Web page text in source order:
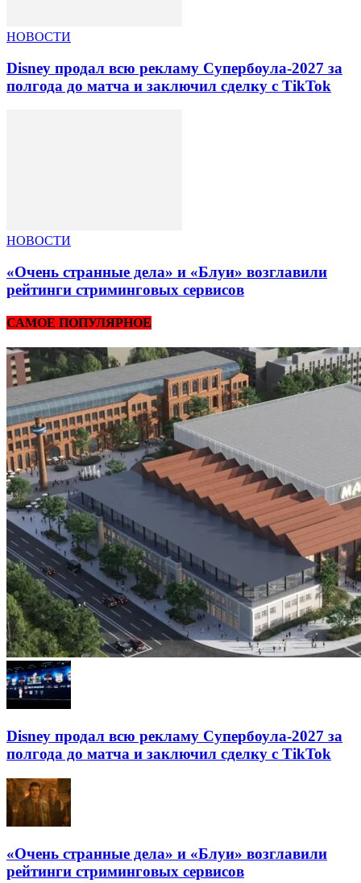
НОВОСТИ
Disney продал всю рекламу Супербоула-2027 за
полгода до матча и заключил сделку с TikTok
НОВОСТИ
«Очень странные дела» и «Блуи» возглавили
рейтинги стриминговых сервисов
САМОЕ ПОПУЛЯРНОЕ
Disney продал всю рекламу Супербоула-2027 за
полгода до матча и заключил сделку с TikTok
«Очень странные дела» и «Блуи» возглавили
рейтинги стриминговых сервисов